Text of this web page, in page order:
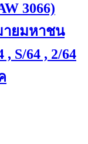
3066)
ยมหาชน
S/64 , 2/64